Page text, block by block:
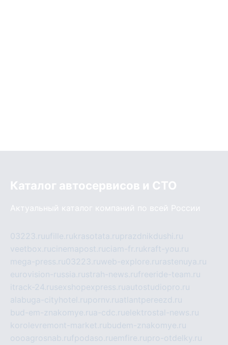
Каталог автосервисов и СТО
Актуальный каталог компаний по всей России
03223.ruufille.rukrasotata.ruprazdnikdushi.ru
veetbox.rucinemapost.ruciam-fr.rukraft-you.ru
mega-press.ru03223.ruweb-explore.ru rastenuya.ru
eurovision-russia.rustrah-news.rufreeride-team.ru
itrack-24.rusexshopexpress.ruautostudiopro.ru
alabuga-cityhotel.rupornv.ruatlantpereezd.ru
bud-em-znakomye.rua-cdc.ruelektrostal-news.ru
korolevremont-market.rubudem-znakomye.ru
oooagrosnab.rufpodaso.ruemfire.rupro-otdelky.ru